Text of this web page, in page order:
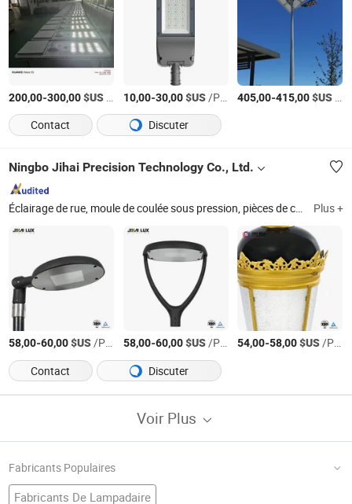
200,00-300,00$US 10,00-30,00$US/Pièce 405,00-415,00$US
Contact
Discuter
Ningbo Jihai Precision Technology Co., Ltd.
Éclairage de rue, moule de coulée sous pression, pièces de coulée sous pression, pièces d'usinage CNC, éclairage de rue à LED, pièces d'éclairage de jardin, moule de coulée sous pression, outillage de coulée sous pression, éclairage extérieur, éclairage public Plus +
58,00-60,00$US/Pièce 58,00-60,00$US/Pièce 54,00-58,00$US/Pièce
Contact
Discuter
Voir Plus
Fabricants Populaires
Fabricants De Lampadaire